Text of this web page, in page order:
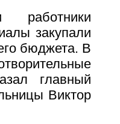
работники
закупали
бюджета. В
главный
Виктор